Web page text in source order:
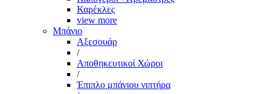
Καρέκλες
view more
Μπάνιο
Αξεσουάρ
/
Αποθηκευτικοί Χώροι
/
Έπιπλο μπάνιου νιπτήρα